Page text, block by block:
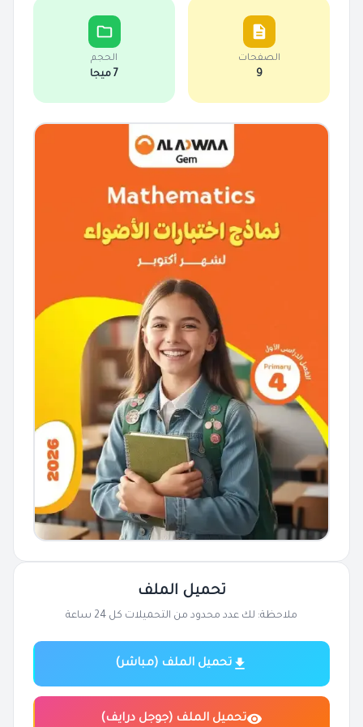
الصفحات
9
الحجم
7 ميجا
تحميل الملف
ملاحظة: لك عدد محدود من التحميلات كل 24 ساعة
تحميل الملف (مباشر)
تحميل الملف (جوجل درايف)